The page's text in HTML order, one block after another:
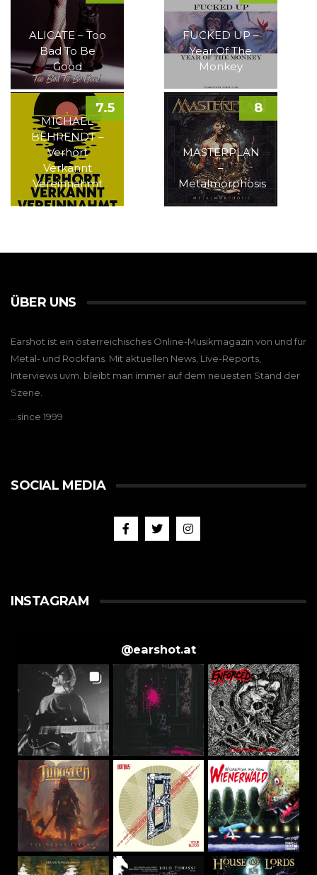
ALICATE – Too
Bad To Be
Good
FUCKED UP –
Year Of The
Monkey
MICHAEL
BEHRENDT –
Verhört
Verkannt
Vereinnahmt
7.5
MASTERPLAN
–
Metalmorphosis
8
ÜBER UNS
Earshot ist ein österreichisches Online-Musikmagazin von und für
Metal- und Rockfans. Mit aktuellen News, Live-Reports,
Interviews uvm. bleibt man immer auf dem neuesten Stand der
Szene.
…since 1999
SOCIAL MEDIA
INSTAGRAM
@earshot.at